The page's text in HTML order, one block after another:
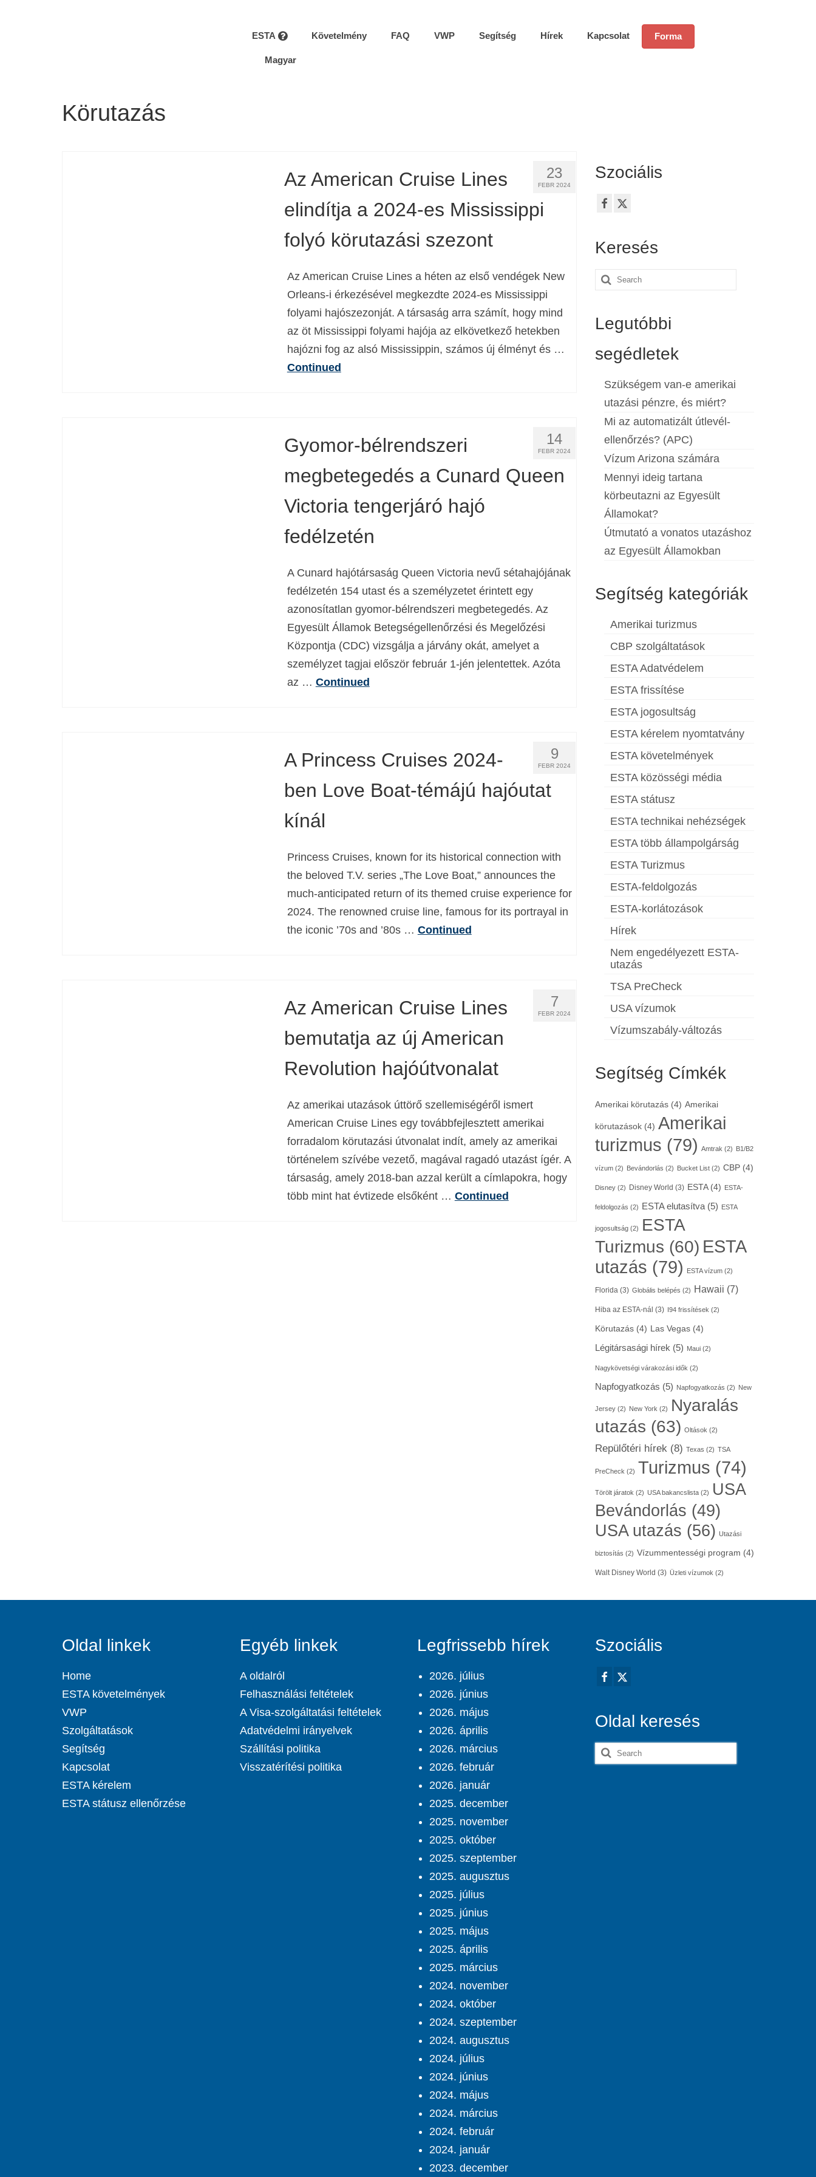
ESTA Követelmény FAQ VWP Segítség Hírek Kapcsolat Forma
Magyar
Körutazás
23
FEBR 2024
Az American Cruise Lines
elindítja a 2024-es Mississippi
folyó körutazási szezont
Az American Cruise Lines a héten az első vendégek New
Orleans-i érkezésével megkezdte 2024-es Mississippi
folyami hajószezonját. A társaság arra számít, hogy mind
az öt Mississippi folyami hajója az elkövetkező hetekben
hajózni fog az alsó Mississippin, számos új élményt és …
Continued
14
FEBR 2024
Gyomor-bélrendszeri
megbetegedés a Cunard Queen
Victoria tengerjáró hajó
fedélzetén
A Cunard hajótársaság Queen Victoria nevű sétahajójának
fedélzetén 154 utast és a személyzetet érintett egy
azonosítatlan gyomor-bélrendszeri megbetegedés. Az
Egyesült Államok Betegségellenőrzési és Megelőzési
Központja (CDC) vizsgálja a járvány okát, amelyet a
személyzet tagjai először február 1-jén jelentettek. Azóta
az … Continued
9
FEBR 2024
A Princess Cruises 2024-
ben Love Boat-témájú hajóutat
kínál
Princess Cruises, known for its historical connection with
the beloved T.V. series „The Love Boat,” announces the
much-anticipated return of its themed cruise experience for
2024. The renowned cruise line, famous for its portrayal in
the iconic ’70s and ’80s … Continued
7
FEBR 2024
Az American Cruise Lines
bemutatja az új American
Revolution hajóútvonalat
Az amerikai utazások úttörő szellemiségéről ismert
American Cruise Lines egy továbbfejlesztett amerikai
forradalom körutazási útvonalat indít, amely az amerikai
történelem szívébe vezető, magával ragadó utazást ígér. A
társaság, amely 2018-ban azzal került a címlapokra, hogy
több mint hat évtizede elsőként … Continued
Szociális
Keresés
Search
Legutóbbi
segédletek
Szükségem van-e amerikai
utazási pénzre, és miért?
Mi az automatizált útlevél-
ellenőrzés? (APC)
Vízum Arizona számára
Mennyi ideig tartana
körbeutazni az Egyesült
Államokat?
Útmutató a vonatos utazáshoz
az Egyesült Államokban
Segítség kategóriák
Amerikai turizmus
CBP szolgáltatások
ESTA Adatvédelem
ESTA frissítése
ESTA jogosultság
ESTA kérelem nyomtatvány
ESTA követelmények
ESTA közösségi média
ESTA státusz
ESTA technikai nehézségek
ESTA több állampolgárság
ESTA Turizmus
ESTA-feldolgozás
ESTA-korlátozások
Hírek
Nem engedélyezett ESTA-
utazás
TSA PreCheck
USA vízumok
Vízumszabály-változás
Segítség Címkék
Amerikai körutazás(4) Amerikai
körutazások(4) Amerikai
turizmus (79) Amtrak (2) B1/B2
vízum(2) Bevándorlás (2) Bucket List(2) CBP(4)
Disney(2) Disney World (3) ESTA(4) ESTA-
feldolgozás (2) ESTA elutasítva(5) ESTA
jogosultság(2)
ESTA
Turizmus (60) ESTA
utazás (79) ESTA vízum(2)
Florida(3) Globális belépés (2) Hawaii (7)
Hiba az ESTA-nál (3) I94 frissítések (2)
Körutazás(4) Las Vegas(4)
Légitársasági hírek(5) Maui(2)
Nagykövetségi várakozási idők (2)
Napfogyatkozás (5) Napfogyatkozás (2) New
Jersey(2) New York (2)
Nyaralás
utazás (63) Oltások (2)
Repülőtéri hírek(8) Texas (2) TSA
PreCheck (2) Turizmus (74)
Törölt járatok (2) USA bakancslista(2)
USA
Bevándorlás (49)
USA utazás (56) Utazási
biztosítás (2) Vízummentességi program (4)
Walt Disney World (3) Üzleti vízumok (2)
Oldal linkek
Home
ESTA követelmények
VWP
Szolgáltatások
Segítség
Kapcsolat
ESTA kérelem
ESTA státusz ellenőrzése
Egyéb linkek
A oldalról
Felhasználási feltételek
A Visa-szolgáltatási feltételek
Adatvédelmi irányelvek
Szállítási politika
Visszatérítési politika
Legfrissebb hírek
2026. július
2026. június
2026. május
2026. április
2026. március
2026. február
2026. január
2025. december
2025. november
2025. október
2025. szeptember
2025. augusztus
2025. július
2025. június
2025. május
2025. április
2025. március
2024. november
2024. október
2024. szeptember
2024. augusztus
2024. július
2024. június
2024. május
2024. március
2024. február
2024. január
2023. december
Szociális
Oldal keresés
Search
for: